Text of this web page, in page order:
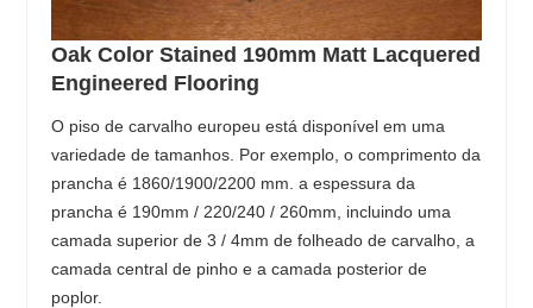
Oak Color Stained 190mm Matt Lacquered
Engineered Flooring
O piso de carvalho europeu está disponível em uma
variedade de tamanhos. Por exemplo, o comprimento da
prancha é 1860/1900/2200 mm. a espessura da
prancha é 190mm / 220/240 / 260mm, incluindo uma
camada superior de 3 / 4mm de folheado de carvalho, a
camada central de pinho e a camada posterior de
poplor.